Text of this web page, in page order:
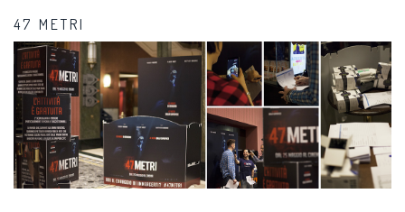
47 METRI